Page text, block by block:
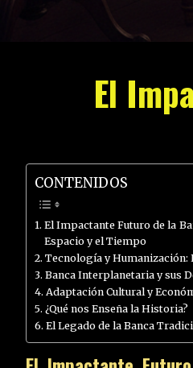
El
CONTENIDOS
El Impactante Futuro de la
Espacio y el Tiempo
Tecnología y Humanización:
Banca Interplanetaria y sus
Adaptación Cultural y
¿Qué nos Enseña la Historia?
El Legado de la Banca